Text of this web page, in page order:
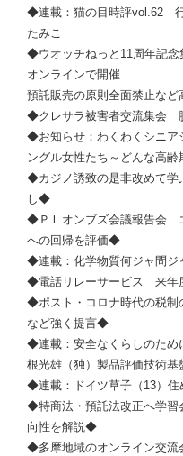
◆連載：猫の目時評vol.62
たみこ
◆ウオッチねっと11周年記
オンラインで開催
預託販売の原則全面禁止な
◆クレサラ被害者交流集会
◆お知らせ：わくわくシニ
ングル女性たち～どんな高
◆カジノ誘致の是非改めて
し◆
◆ＰＬオンブズ会議報告会
への回帰を評価◆
◆連載：化学物質何ジャ問
◆電話リレーサービス 来年
◆ポスト・コロナ時代の税
など強く提言◆
◆連載：安全なくらしのため
根光雄（独）製品評価技術
◆連載：ドイツ草子（13）住
◆特商法・預託法改正へ学
向性を解説◆
◆多摩地域のオンライン交